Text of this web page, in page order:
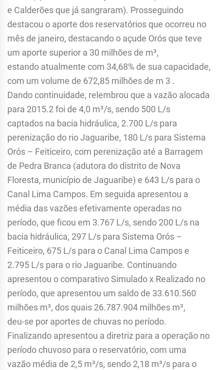
e Calderões que já sangraram). Prosseguindo
destacou o aporte dos reservatórios que ocorreu no
mês de janeiro, destacando o açude Orós que teve
um aporte superior a 30 milhões de m³,
estando atualmente com 34,68% de sua capacidade,
com um volume de 672,85 milhões de m 3 .
Dando continuidade, relembrou que a vazão alocada
para 2015.2 foi de 4,0 m³/s, sendo 500 L/s
captados na bacia hidráulica, 2.700 L/s para
perenização do rio Jaguaribe, 180 L/s para Sistema
Orós – Feiticeiro, com perenização até a Barragem
de Pedra Branca (adutora do distrito de Nova
Floresta, município de Jaguaribe) e 643 L/s para o
Canal Lima Campos. Em seguida apresentou a
média das vazões efetivamente operadas no
período, que ficou em 3.767 L/s, sendo 200 L/s na
bacia hidráulica, 297 L/s para Sistema Orós –
Feiticeiro, 675 L/s para o Canal Lima Campos e
2.795 L/s para o rio Jaguaribe. Continuando
apresentou o comparativo Simulado x Realizado no
período, que apresentou um saldo de 33.610.560
milhões m³, dos quais 26.787.904 milhões m³,
deu-se por aportes de chuvas no período.
Finalizando apresentou a diretriz para a operação no
período chuvoso para o reservatório, com uma
vazão média de 2,5 m³/s, sendo 2,18 m³/s para o